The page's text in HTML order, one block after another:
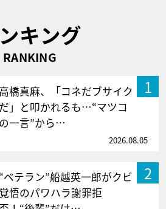
キング
RANKING
1
高橋真麻、「コネだブサイク
だ」と叩かれるも…“マツコ
の一言”から…
2026.08.05
2
“ベテラン”船越英一郎がクビ
覚悟のパワハラ謝罪拒